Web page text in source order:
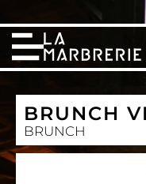
BRUNCH
BRUNCH